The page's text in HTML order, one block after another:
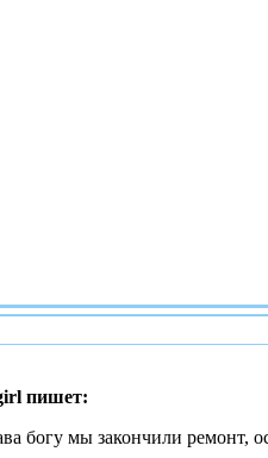
пишет:
богу мы закончили ремонт,